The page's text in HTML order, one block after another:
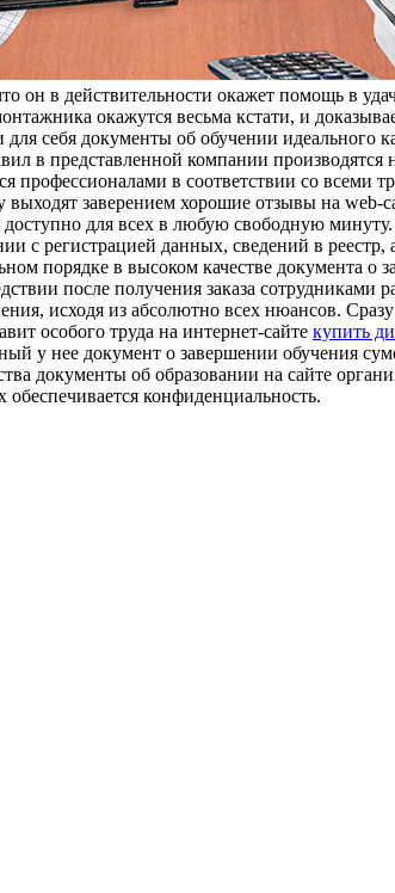
он в действительности окажет помощь в
окажутся весьма кстати, и
себя документы об обучении идеального
в представленной компании
профессионалами в соответствии со
заверением хорошие отзывы на web-
для всех в любую свободную
с регистрацией данных, сведений в реестр,
порядке в высоком качестве документа
после получения заказа
исходя из абсолютно всех нюансов.
особого труда на интернет-сайте купить
у нее документ о завершении обучения
документы об образовании на сайте
конфиденциальность.